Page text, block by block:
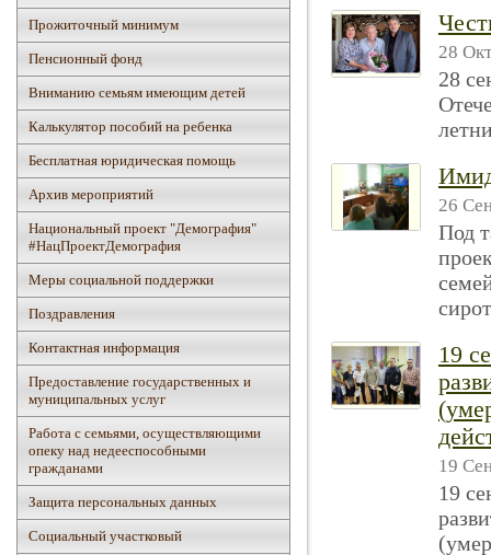
Прожиточный минимум
Пенсионный фонд
Вниманию семьям имеющим детей
Калькулятор пособий на ребенка
Бесплатная юридическая помощь
Архив мероприятий
Национальный проект "Демография"
#НацПроектДемография
Mеры социальной поддержки
Поздравления
Контактная информация
Предоставление государственных и
муниципальных услуг
Работа с семьями, осуществляющими
опеку над недееспособными
гражданами
Защита персональных данных
Социальный участковый
28
28
26
Под
19
19
19